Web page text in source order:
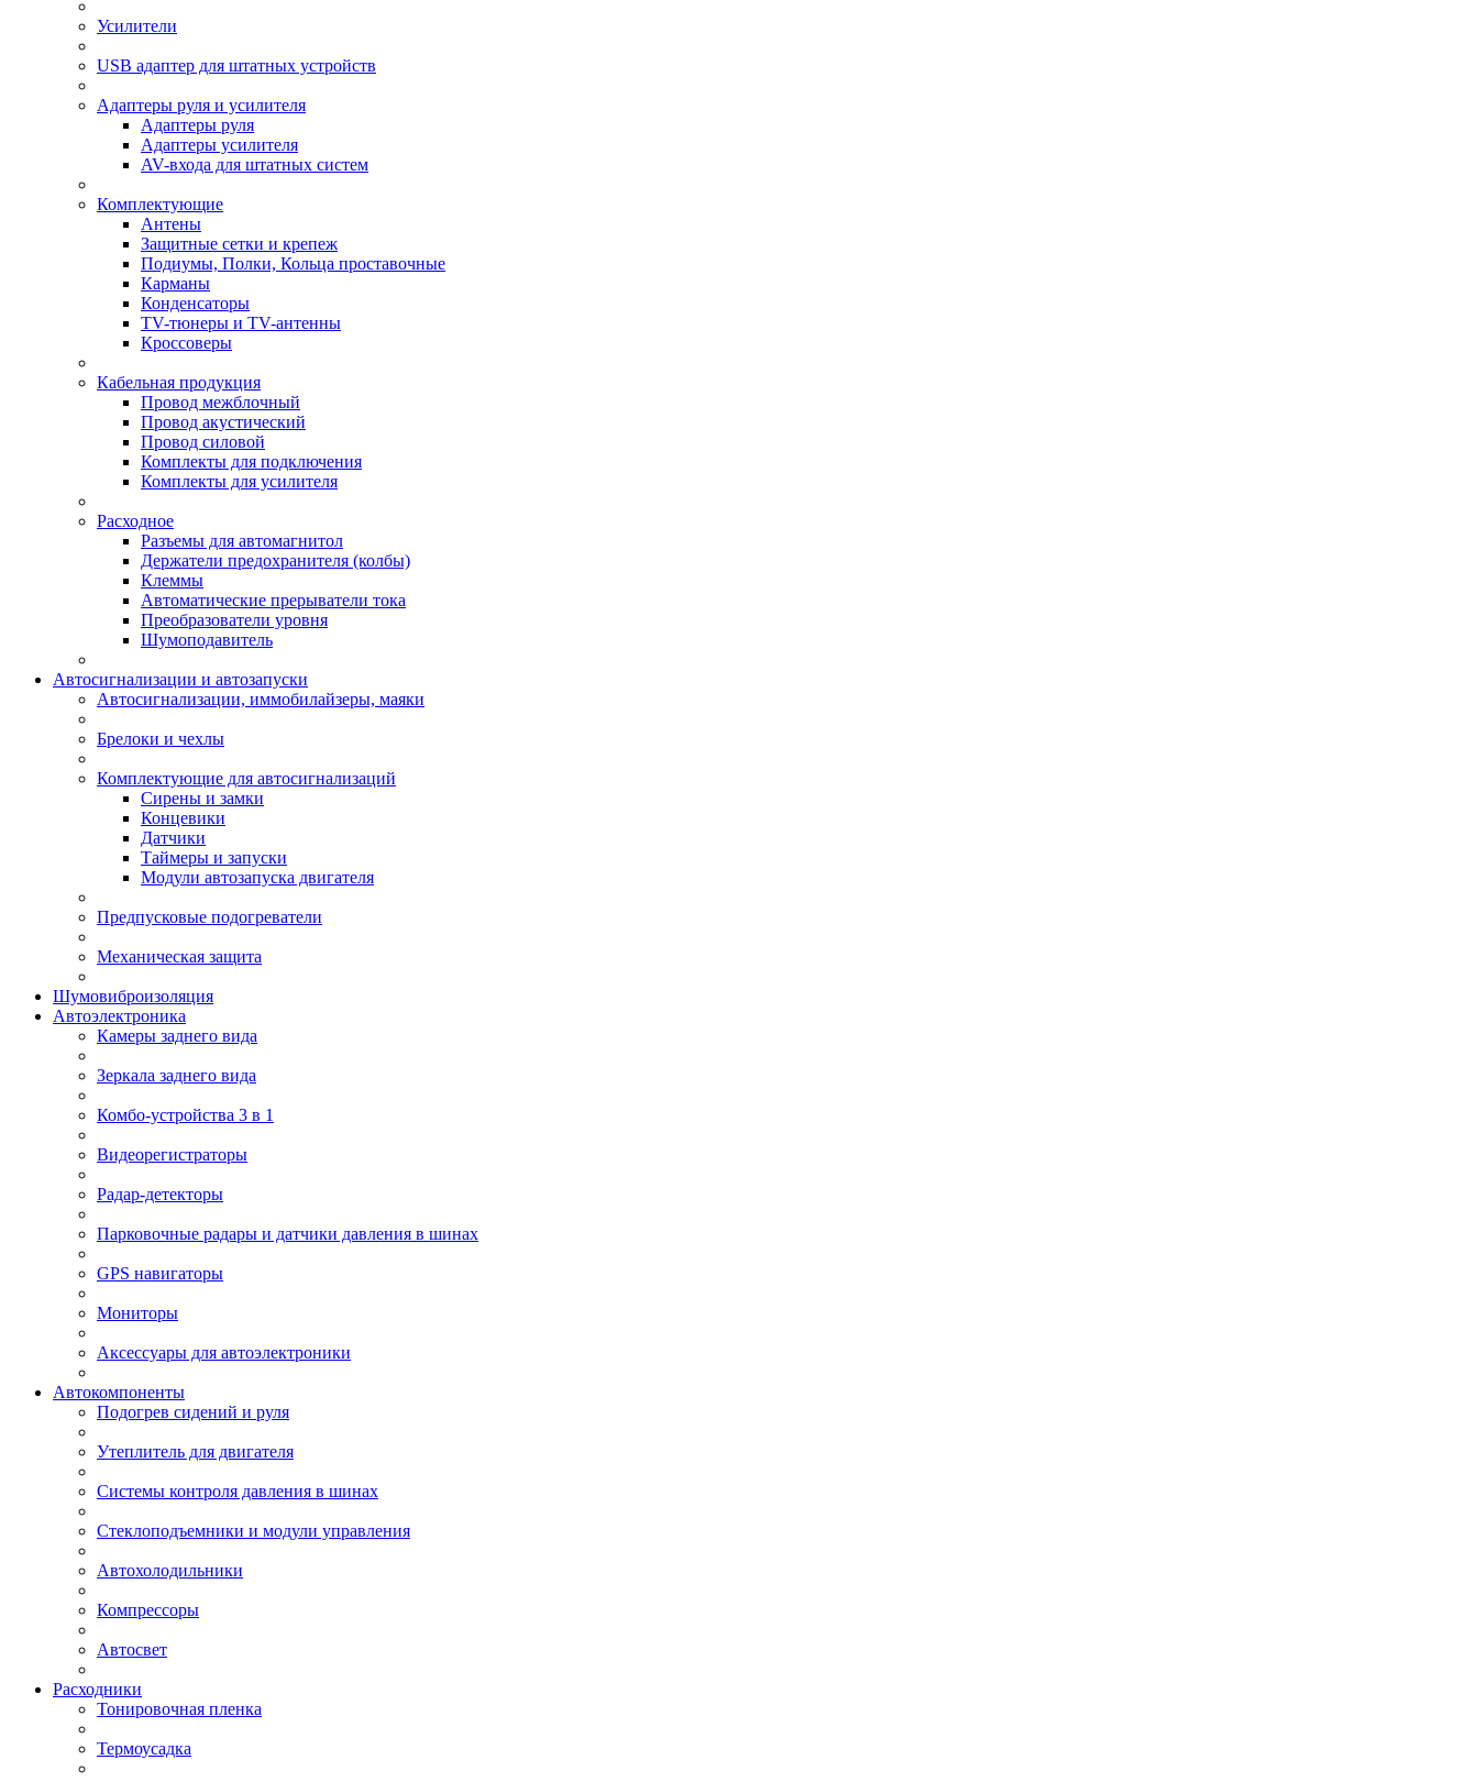
Усилители
USB адаптер для штатных устройств
Адаптеры руля и усилителя
Адаптеры руля
Адаптеры усилителя
AV-входа для штатных систем
Комплектующие
Антены
Защитные сетки и крепеж
Подиумы, Полки, Кольца проставочные
Карманы
Конденсаторы
TV-тюнеры и TV-антенны
Кроссоверы
Кабельная продукция
Провод межблочный
Провод акустический
Провод силовой
Комплекты для подключения
Комплекты для усилителя
Расходное
Разъемы для автомагнитол
Держатели предохранителя (колбы)
Клеммы
Автоматические прерыватели тока
Преобразователи уровня
Шумоподавитель
Автосигнализации и автозапуски
Автосигнализации, иммобилайзеры, маяки
Брелоки и чехлы
Комплектующие для автосигнализаций
Сирены и замки
Концевики
Датчики
Таймеры и запуски
Модули автозапуска двигателя
Предпусковые подогреватели
Механическая защита
Шумовиброизоляция
Автоэлектроника
Камеры заднего вида
Зеркала заднего вида
Комбо-устройства 3 в 1
Видеорегистраторы
Радар-детекторы
Парковочные радары и датчики давления в шинах
GPS навигаторы
Мониторы
Аксессуары для автоэлектроники
Автокомпоненты
Подогрев сидений и руля
Утеплитель для двигателя
Системы контроля давления в шинах
Стеклоподъемники и модули управления
Автохолодильники
Компрессоры
Автосвет
Расходники
Тонировочная пленка
Термоусадка